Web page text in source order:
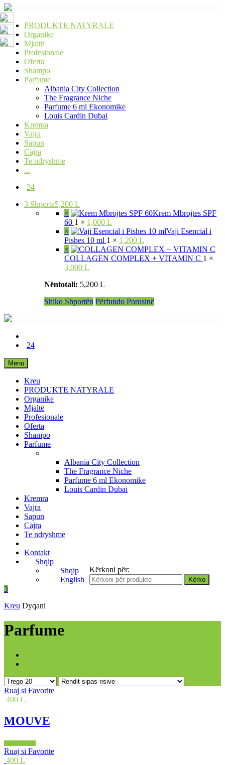
PRODUKTE NATYRALE
Organike
Mjaltë
Profesionale
Oferta
Shampo
Parfume
Albania City Collection
The Fragrance Niche
Parfume 6 ml Ekonomike
Louis Cardin Dubai
Kremra
Vajra
Sapun
Cajra
Te ndryshme
...
24
3 Shporta5,200 L
×
Krem Mbrojtes SPF
60 1 × 1,000 L
×
Vaji Esencial i
Pishes 10 ml 1 × 1,200 L
×
COLLAGEN COMPLEX + VITAMIN C 1 ×
3,000 L
Nëntotali: 5,200 L
Shiko Shportën Përfundo Porosinë
24
Menu
Kreu
PRODUKTE NATYRALE
Organike
Mjaltë
Profesionale
Oferta
Shampo
Parfume
Albania City Collection
The Fragrance Niche
Parfume 6 ml Ekonomike
Louis Cardin Dubai
Kremra
Vajra
Sapun
Cajra
Te ndryshme
Kontakt
Shqip
Shqip
English
Kërkoni për:
3
Kreu Dyqani
Parfume
Ruaj si Favorite
400 L
MOUVE
Ruaj si Favorite
400 L